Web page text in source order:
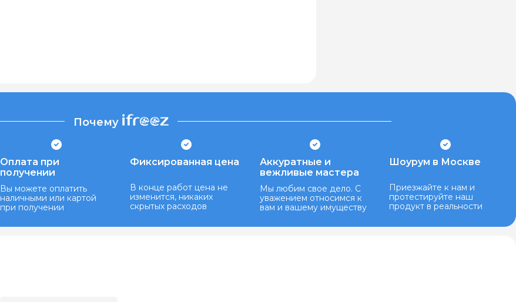
Почему
Оплата при
получении
Вы можете оплатить
наличными или картой
при получении
Фиксированная цена
В конце работ цена не
изменится, никаких
скрытых расходов
Аккуратные и
вежливые мастера
Мы любим свое дело. С
уважением относимся к
вам и вашему имуществу
Шоурум в Москве
Приезжайте к нам и
протестируйте наш
продукт в реальности